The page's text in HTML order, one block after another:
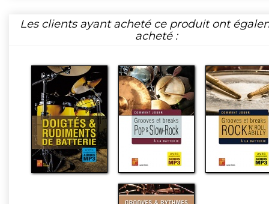
Les clients ayant acheté ce produit ont
acheté :